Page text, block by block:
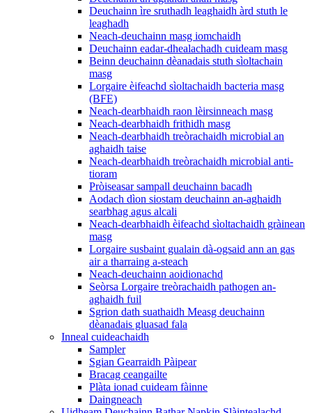
Deuchainn ìre sruthadh leaghaidh àrd stuth le
leaghadh
Neach-deuchainn masg iomchaidh
Deuchainn eadar-dhealachadh cuideam masg
Beinn deuchainn dèanadais stuth sìoltachain
masg
Lorgaire èifeachd sìoltachaidh bacteria masg
(BFE)
Neach-dearbhaidh raon lèirsinneach masg
Neach-dearbhaidh frithidh masg
Neach-dearbhaidh treòrachaidh microbial an
aghaidh taise
Neach-dearbhaidh treòrachaidh microbial anti-
tioram
Pròiseasar sampall deuchainn bacadh
Aodach dìon siostam deuchainn an-aghaidh
searbhag agus alcali
Neach-dearbhaidh èifeachd sìoltachaidh gràinean
masg
Lorgaire susbaint gualain dà-ogsaid ann an gas
air a tharraing a-steach
Neach-deuchainn aoidionachd
Seòrsa Lorgaire treòrachaidh pathogen an-
aghaidh fuil
Sgrion dath suathaidh Measg deuchainn
dèanadais gluasad fala
Inneal cuideachaidh
Sampler
Sgian Gearraidh Pàipear
Bracag ceangailte
Plàta ionad cuideam fàinne
Daingneach